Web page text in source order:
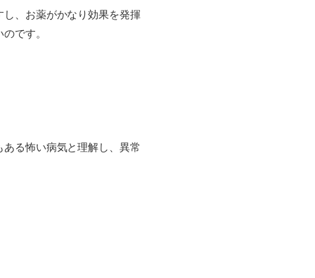
、お薬がかなり効果を発揮
です。
る怖い病気と理解し、異常